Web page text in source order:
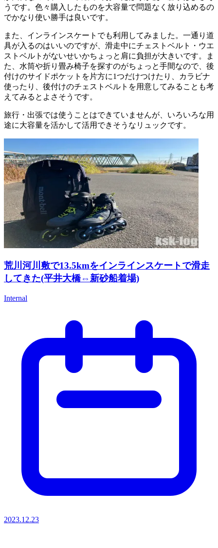
うです。色々購入したものを大容量で問題なく放り込めるの
でかなり使い勝手は良いです。
また、インラインスケートでも利用してみました。一通り道
具が入るのはいいのですが、滑走中にチェストベルト・ウエ
ストベルトがないせいかちょっと肩に負担が大きいです。ま
た、水筒や折り畳み椅子を探すのがちょっと手間なので、後
付けのサイドポケットを片方に1つだけつけたり、カラビナ
使ったり、後付けのチェストベルトを用意してみることも考
えてみるとよさそうです。
旅行・出張では使うことはできていませんが、いろいろな用
途に大容量を活かして活用できそうなリュックです。
荒川河川敷で13.5kmをインラインスケートで滑走
してきた(平井大橋⇔新砂船着場)
Internal
2023.12.23